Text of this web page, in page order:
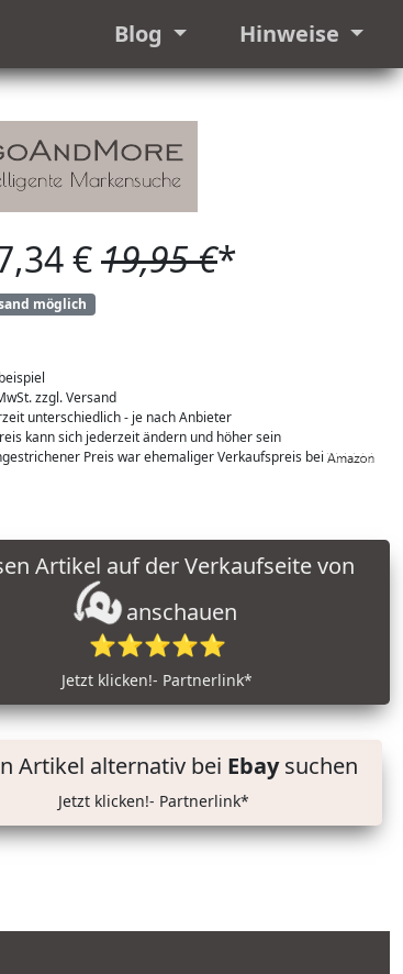
Blog Hinweise
€19,95 €*
möglich
zzgl. Versand
unterschiedlich - je nach Anbieter
kann sich jederzeit ändern und höher sein
Preis war ehemaliger Verkaufspreis bei
anschauen
⭐⭐⭐⭐⭐
Jetzt klicken!- Partnerlink*
Artikel alternativ bei Ebaysuchen
Jetzt klicken!- Partnerlink*